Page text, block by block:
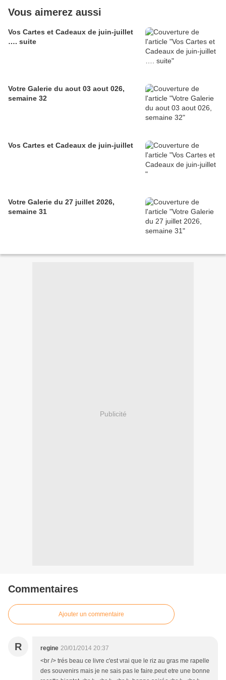
Vous aimerez aussi
Vos Cartes et Cadeaux de juin-juillet
…. suite
Votre Galerie du aout 03 aout 026,
semaine 32
Vos Cartes et Cadeaux de juin-juillet
Votre Galerie du 27 juillet 2026,
semaine 31
Publicité
Commentaires
Ajouter un commentaire
R regine 20/01/2014 20:37
<br /> trés beau ce livre c'est vrai que le riz au gras me rapelle
des souvenirs mais je ne sais pas le faire.peut etre une bonne